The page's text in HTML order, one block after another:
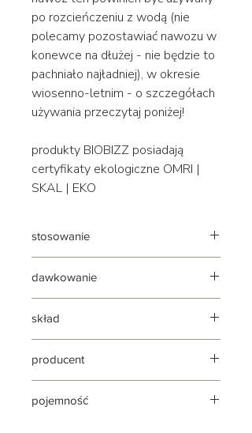
po rozcieńczeniu z wodą (nie
polecamy pozostawiać nawozu w
konewce na dłużej - nie będzie to
pachniało najładniej), w okresie
wiosenno-letnim - o szczegółach
używania przeczytaj poniżej!
produkty BIOBIZZ posiadają
certyfikaty ekologiczne OMRI |
SKAL | EKO
stosowanie
przed użyciem wstrząśnij
dawkowanie
podlewaniem w proporcji 2-4 ml na 1
l wody
skład
6%, 70 mikroelementów oraz
witaminy B1, B2, C i E | ph: 5,7
producent
pojemność